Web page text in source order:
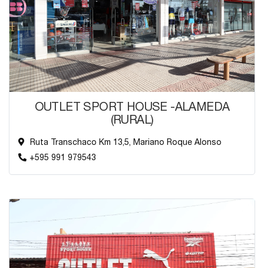
OUTLET SPORT HOUSE -ALAMEDA
(RURAL)
Ruta Transchaco Km 13,5, Mariano Roque Alonso
+595 991 979543